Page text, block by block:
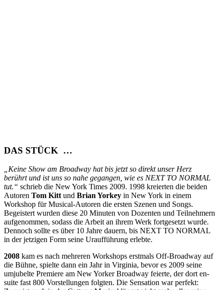
DAS STÜCK …
„Keine Show am Broadway hat bis jetzt so direkt unser Herz
berührt und ist uns so nahe gegangen, wie es NEXT TO NORMAL
tut.“ schrieb die New York Times 2009. 1998 kreierten die beiden
Autoren Tom Kittund Brian Yorkey in New York in einem
Workshop für Musical-Autoren die ersten Szenen und Songs.
Begeistert wurden diese 20 Minuten von Dozenten und Teilnehmern
aufgenommen, sodass die Arbeit an ihrem Werk fortgesetzt wurde.
Dennoch sollte es über 10 Jahre dauern, bis NEXT TO NORMAL
in der jetzigen Form seine Uraufführung erlebte.
2008 kam es nach mehreren Workshops erstmals Off-Broadway auf
die Bühne, spielte dann ein Jahr in Virginia, bevor es 2009 seine
umjubelte Premiere am New Yorker Broadway feierte, der dort en-
suite fast 800 Vorstellungen folgten. Die Sensation war perfekt: